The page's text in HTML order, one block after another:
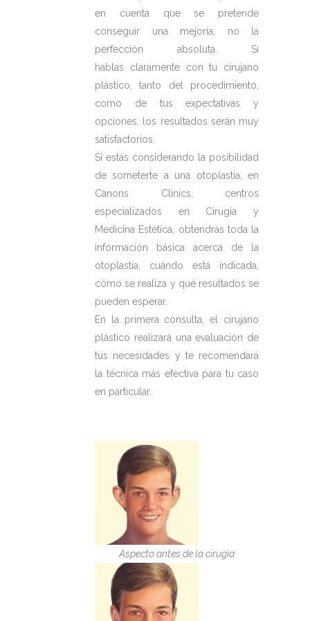
en cuenta que se pretende
conseguir una mejoría, no la
perfección absoluta. Si
hablas claramente con tu cirujano
plástico, tanto del procedimiento,
como de tus expectativas y
opciones, los resultados serán muy
satisfactorios.
Si estás considerando la posibilidad
de someterte a una otoplastia, en
Cànons Clinics, centros
especializados en Cirugía y
Medicina Estética, obtendrás toda la
información básica acerca de la
otoplastia, cuándo está indicada,
cómo se realiza y qué resultados se
pueden esperar.
En la primera consulta, el cirujano
plástico realizará una evaluación de
tus necesidades y te recomendará
la técnica más efectiva para tu caso
en particular.
Aspecto antes de la cirugía